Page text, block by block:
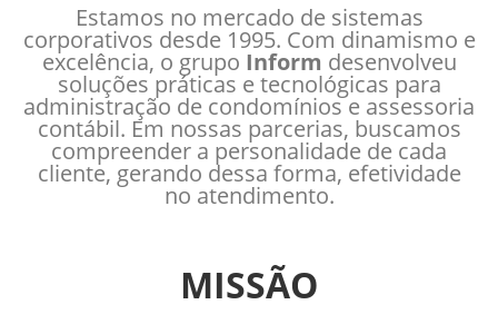
Estamos no mercado de sistemas
corporativos desde 1995. Com dinamismo e
excelência, o grupo Inform desenvolveu
soluções práticas e tecnológicas para
administração de condomínios e assessoria
contábil. Em nossas parcerias, buscamos
compreender a personalidade de cada
cliente, gerando dessa forma, efetividade
no atendimento.
MISSÃO